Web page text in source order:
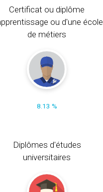
Certificat ou diplôme
ou d'une école
de métiers
8.13 %
Diplômes d'études
universitaires